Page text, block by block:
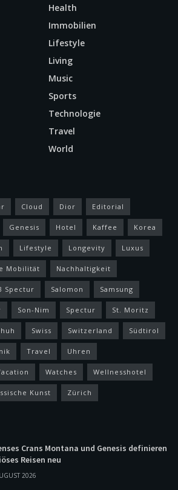
Health
Immobilien
Lifestyle
Living
Music
Sports
Technologie
Travel
World
Cloud Dior Editorial
Genesis Hotel Kaffee Korea
Lifestyle Longevity Luxus
Mobilität Nachhaltigkeit
Spectur Salomon Samsung
Son-Nim Spectur St. Moritz
Swiss Switzerland Südtirol
Travel Uhren
Watches Wellnesshotel
Kunst Zürich
Crans Montana und Genesis definieren
Reisen neu
2026